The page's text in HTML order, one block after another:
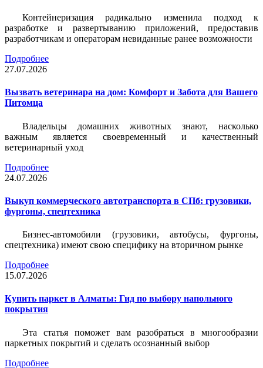
Контейнеризация радикально изменила подход к
разработке и развертыванию приложений, предоставив
разработчикам и операторам невиданные ранее возможности
Подробнее
27.07.2026
Вызвать ветеринара на дом: Комфорт и Забота для Вашего
Питомца
Владельцы домашних животных знают, насколько
важным является своевременный и качественный
ветеринарный уход
Подробнее
24.07.2026
Выкуп коммерческого автотранспорта в СПб: грузовики,
фургоны, спецтехника
Бизнес-автомобили (грузовики, автобусы, фургоны,
спецтехника) имеют свою специфику на вторичном рынке
Подробнее
15.07.2026
Купить паркет в Алматы: Гид по выбору напольного
покрытия
Эта статья поможет вам разобраться в многообразии
паркетных покрытий и сделать осознанный выбор
Подробнее